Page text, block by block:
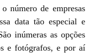
número de empresas
data tão especial e
inúmeras as opções
e fotógrafos, e por aí